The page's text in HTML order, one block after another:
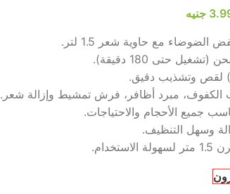
جنيه
مع حاوية شعر 1.5 لتر.
حتى 180 دقيقة).
الكفوف، مبرد أظافر، فرش تمشيط وإزالة شعر.